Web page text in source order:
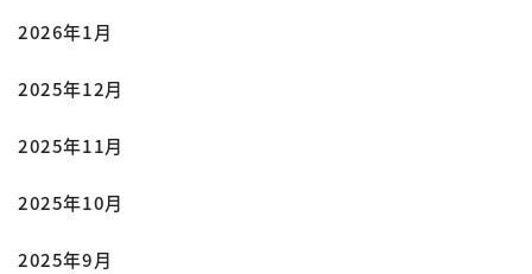
2026年1月
2025年12月
2025年11月
2025年10月
2025年9月